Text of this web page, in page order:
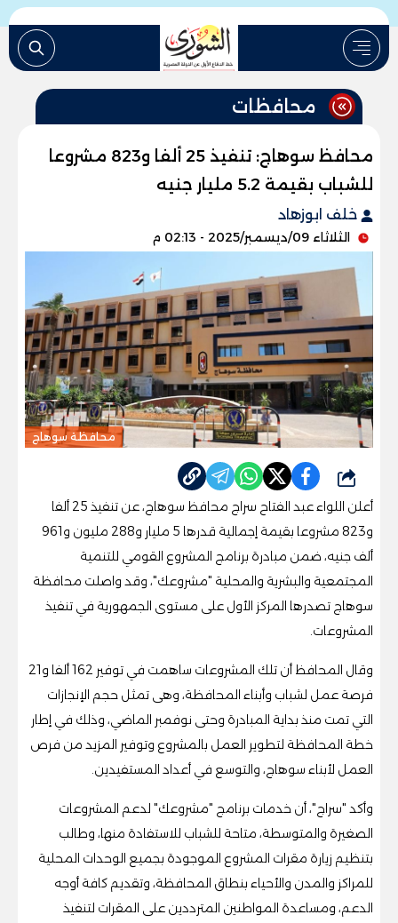
محافظات
محافظ سوهاج: تنفيذ 25 ألفا و823 مشروعا
للشباب بقيمة 5.2 مليار جنيه
خلف ابوزهاد
الثلاثاء 09/ديسمبر/2025 - 02:13 م
محافظة سوهاج
شارك
أعلن اللواء عبد الفتاح سراج محافظ سوهاج، عن تنفيذ 25 ألفا
و823 مشروعا بقيمة إجمالية قدرها 5 مليار و288 مليون و961
ألف جنيه، ضمن مبادرة برنامج المشروع القومي للتنمية
المجتمعية والبشرية والمحلية "مشروعك"، وقد واصلت محافظة
سوهاج تصدرها المركز الأول على مستوى الجمهورية في تنفيذ
المشروعات.
وقال المحافظ أن تلك المشروعات ساهمت في توفير 162 ألفا و21
فرصة عمل لشباب وأبناء المحافظة، وهى تمثل حجم الإنجازات
التي تمت منذ بداية المبادرة وحتى نوفمبر الماضي، وذلك في إطار
خطة المحافظة لتطوير العمل بالمشروع وتوفير المزيد من فرص
العمل لأبناء سوهاج، والتوسع في أعداد المستفيدين.
وأكد "سراج"، أن خدمات برنامج "مشروعك" لدعم المشروعات
الصغيرة والمتوسطة، متاحة للشباب للاستفادة منها، وطالب
بتنظيم زيارة مقرات المشروع الموجودة بجميع الوحدات المحلية
للمراكز والمدن والأحياء بنطاق المحافظة، وتقديم كافة أوجه
الدعم، ومساعدة المواطنين المترددين على المقرات لتنفيذ